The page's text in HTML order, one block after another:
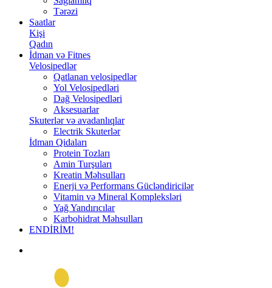
Tərəzi
Saatlar
Kişi
Qadın
İdman və Fitnes
Velosipedlər
Qatlanan velosipedlər
Yol Velosipedləri
Dağ Velosipedləri
Aksesuarlar
Skuterlər və avadanlıqlar
Electrik Skuterlər
İdman Qidaları
Protein Tozları
Amin Turşuları
Kreatin Məhsulları
Enerji və Performans Gücləndiricilər
Vitamin və Mineral Kompleksləri
Yağ Yandırıcılar
Karbohidrat Məhsulları
ENDİRİM!